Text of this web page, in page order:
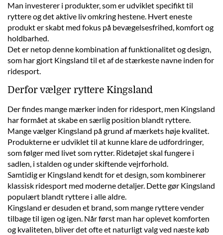
Man investerer i produkter, som er udviklet specifikt til
ryttere og det aktive liv omkring hestene. Hvert eneste
produkt er skabt med fokus på bevægelsesfrihed, komfort og
holdbarhed.
Det er netop denne kombination af funktionalitet og design,
som har gjort Kingsland til et af de stærkeste navne inden for
ridesport.
Derfor vælger ryttere Kingsland
Der findes mange mærker inden for ridesport, men Kingsland
har formået at skabe en særlig position blandt ryttere.
Mange vælger Kingsland på grund af mærkets høje kvalitet.
Produkterne er udviklet til at kunne klare de udfordringer,
som følger med livet som rytter. Ridetøjet skal fungere i
sadlen, i stalden og under skiftende vejrforhold.
Samtidig er Kingsland kendt for et design, som kombinerer
klassisk ridesport med moderne detaljer. Dette gør Kingsland
populært blandt ryttere i alle aldre.
Kingsland er desuden et brand, som mange ryttere vender
tilbage til igen og igen. Når først man har oplevet komforten
og kvaliteten, bliver det ofte et naturligt valg ved næste køb